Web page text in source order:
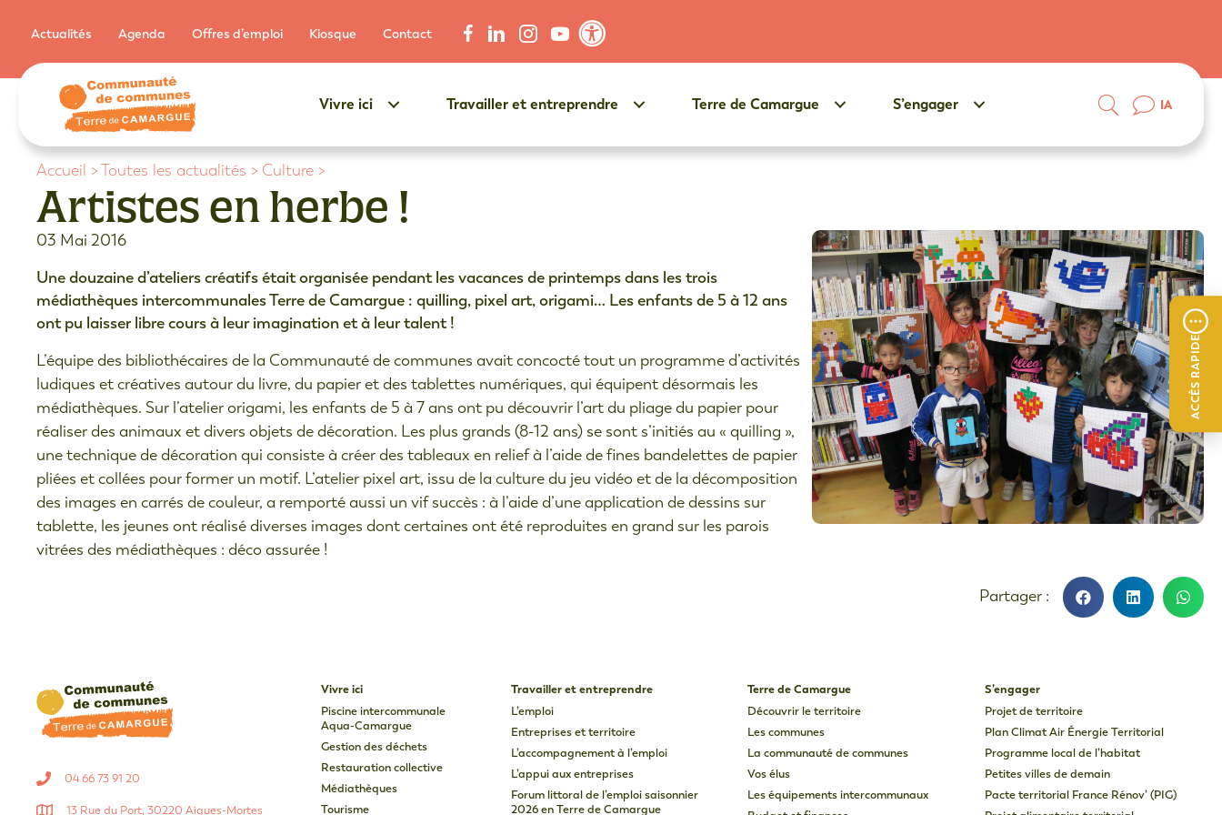
ACCÈS RAPIDE
Actualités Agenda Offres d’emploi Kiosque Contact
Vivre ici Travailler et entreprendre Terre de Camargue S’engager IA
Accueil >Toutes les actualités > Culture >
Artistes en herbe !
03 Mai 2016
Une douzaine d’ateliers créatifs était organisée pendant les vacances de printemps dans les trois
médiathèques intercommunales Terre de Camargue : quilling, pixel art, origami… Les enfants de 5 à 12 ans
ont pu laisser libre cours à leur imagination et à leur talent !
L’équipe des bibliothécaires de la Communauté de communes avait concocté tout un programme d’activités
ludiques et créatives autour du livre, du papier et des tablettes numériques, qui équipent désormais les
médiathèques. Sur l’atelier origami, les enfants de 5 à 7 ans ont pu découvrir l’art du pliage du papier pour
réaliser des animaux et divers objets de décoration. Les plus grands (8-12 ans) se sont s’initiés au « quilling »,
une technique de décoration qui consiste à créer des tableaux en relief à l’aide de fines bandelettes de papier
pliées et collées pour former un motif. L’atelier pixel art, issu de la culture du jeu vidéo et de la décomposition
des images en carrés de couleur, a remporté aussi un vif succès : à l’aide d’une application de dessins sur
tablette, les jeunes ont réalisé diverses images dont certaines ont été reproduites en grand sur les parois
vitrées des médiathèques : déco assurée !
04 66 73 91 20
13 Rue du Port, 30220 Aigues-Mortes
Vivre ici
Piscine intercommunale
Aqua-Camargue
Gestion des déchets
Restauration collective
Médiathèques
Tourisme
Travailler et entreprendre
L’emploi
Entreprises et territoire
L’accompagnement à l’emploi
L’appui aux entreprises
Forum littoral de l’emploi saisonnier
2026 en Terre de Camargue
Terre de Camargue
Découvrir le territoire
Les communes
La communauté de communes
Vos élus
Les équipements intercommunaux
S’engager
Projet de territoire
Plan Climat Air Énergie Territorial
Programme local de l’habitat
Petites villes de demain
Pacte territorial France Rénov’ (PIG)